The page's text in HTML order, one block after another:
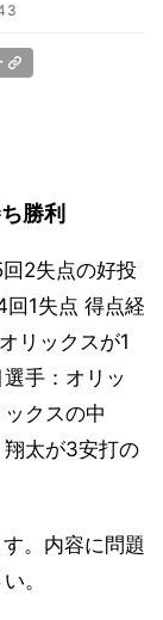
勝利
2失点の好投
1失点 得点経
リックスが1
手：オリッ
クスの中
太が3安打の
。内容に問題
。